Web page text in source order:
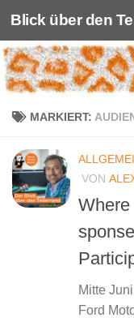
Unter dem Inhalt
Blick über den
MARKIERT:
VON
Mitte
Ford